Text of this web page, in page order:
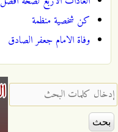
كن شخصية منظمة
وفاة الامام جعفر الصادق
‏إدخال كلمات البحث ‏